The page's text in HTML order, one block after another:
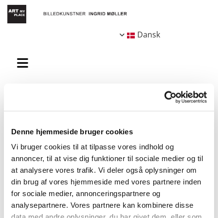
Denne hjemmeside bruger cookies
Vi bruger cookies til at tilpasse vores indhold og
annoncer, til at vise dig funktioner til sociale medier og til
at analysere vores trafik. Vi deler også oplysninger om
din brug af vores hjemmeside med vores partnere inden
for sociale medier, annonceringspartnere og
analysepartnere. Vores partnere kan kombinere disse
Dansk
Byrum
Lorem ipsum dolor sit amet, consectetur adipiscing elit. Ut tempus